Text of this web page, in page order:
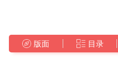
版面 目录